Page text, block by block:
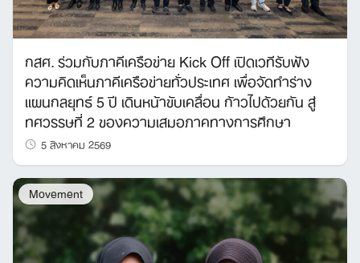
กสศ. ร่วมกับภาคีเครือข่าย Kick Off เปิดเวทีรับฟัง
ความคิดเห็นภาคีเครือข่ายทั่วประเทศ เพื่อจัดทำร่าง
แผนกลยุทธ์ 5 ปี เดินหน้าขับเคลื่อน ก้าวไปด้วยกัน สู่
ทศวรรษที่ 2 ของความเสมอภาคทางการศึกษา
5 สิงหาคม 2569
Movement